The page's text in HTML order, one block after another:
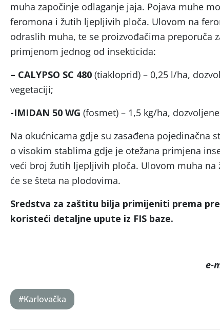
muha započinje odlaganje jaja. Pojava muhe
feromona i žutih ljepljivih ploča. Ulovom na
odraslih muha, te se proizvođačima preporuča
primjenom jednog od insekticida:
– CALYPSO SC 480 (tiakloprid) – 0,25 l/ha,
vegetaciji;
-IMIDAN 50 WG (fosmet) – 1,5 kg/ha,
Na okućnicama gdje su zasađena pojedinačna
o visokim stablima gdje je otežana primjena
veći broj žutih ljepljivih ploča. Ulovom muha
će se šteta na plodovima.
Sredstva za zaštitu bilja primijeniti prema
koristeći detaljne upute iz FIS baze.
e-
#Karlovačka